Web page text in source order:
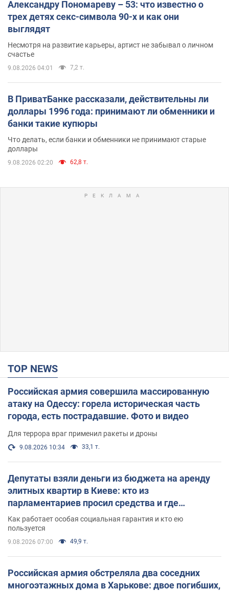
Александру Пономареву – 53: что известно о
трех детях секс-символа 90-х и как они
выглядят
Несмотря на развитие карьеры, артист не забывал о личном
счастье
9.08.2026 04:01 7,2 т.
В ПриватБанке рассказали, действительны ли
доллары 1996 года: принимают ли обменники и
банки такие купюры
Что делать, если банки и обменники не принимают старые
доллары
9.08.2026 02:20 62,8 т.
TOP NEWS
Российская армия совершила массированную
атаку на Одессу: горела историческая часть
города, есть пострадавшие. Фото и видео
Для террора враг применил ракеты и дроны
9.08.2026 10:34 33,1 т.
Депутаты взяли деньги из бюджета на аренду
элитных квартир в Киеве: кто из
парламентариев просил средства и где
поселился
Как работает особая социальная гарантия и кто ею
пользуется
9.08.2026 07:00 49,9 т.
Российская армия обстреляла два соседних
многоэтажных дома в Харькове: двое погибших,